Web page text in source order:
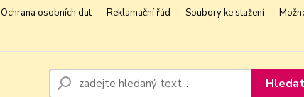
Ochrana osobních dat Reklamační řád Soubory ke stažení
Hledat